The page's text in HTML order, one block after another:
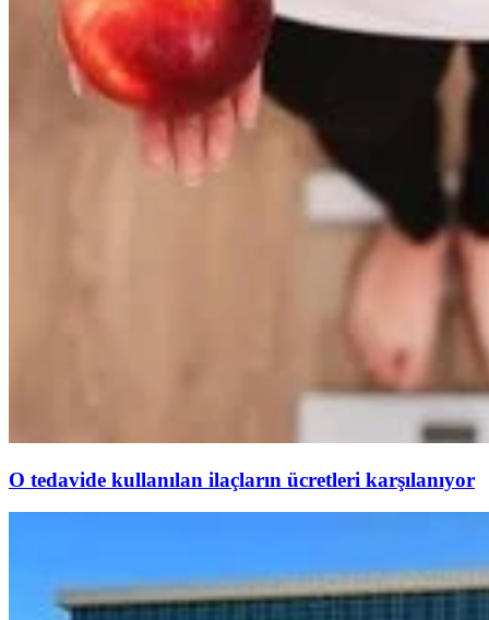
O tedavide kullanılan ilaçların ücretleri karşılanıyor